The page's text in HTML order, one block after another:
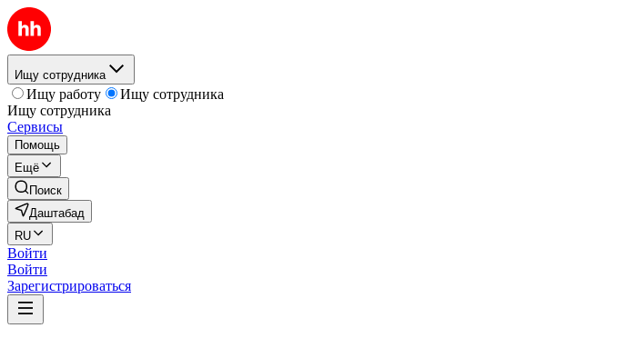
Ищу сотрудника
Ищу работу
Ищу сотрудника
Ищу сотрудника
Сервисы
Помощь
Ещё
Поиск
Даштабад
RU
Войти
Войти
Зарегистрироваться